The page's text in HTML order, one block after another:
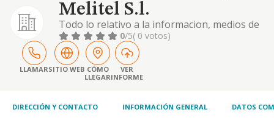
Melitel S.l.
Todo lo relativo a la informacion, medios de
comunicacion, grabaciones y reportajes
audiovisuales y graficos de todo tipo,
recopilacion, tratamiento y difusion de
informacion, asi como la emision de noticias
a traves de
0/5( 0 votos)
LLAMARSITIO WEB CÓMO
LLEGAR
VER
INFORME
DIRECCIÓN Y CONTACTO INFORMACIÓN GENERAL DATOS